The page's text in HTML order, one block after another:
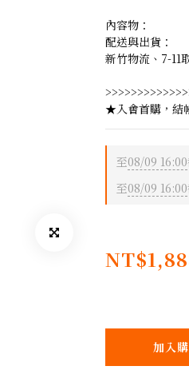
內容物：
配送與出貨：
新竹物流、7-11
★入會首購，結
至08/09 16:00
至08/09 16:00
加入